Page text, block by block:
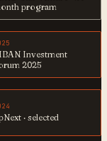
program
Investment
2025
· selected